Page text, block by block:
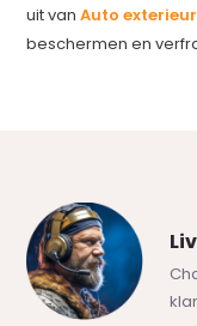
uit vanAuto exterieur
beschermen en